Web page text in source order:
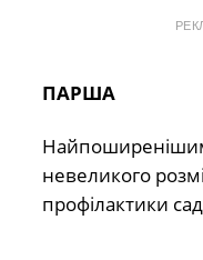
ПАРША
невеликого
профілактики